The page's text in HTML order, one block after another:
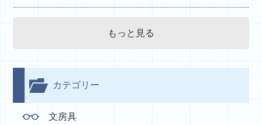
もっと見る
カテゴリー
文房具